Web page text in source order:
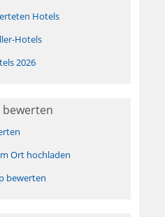
Hotels
Hotels
2026
Ort hochladen
bewerten